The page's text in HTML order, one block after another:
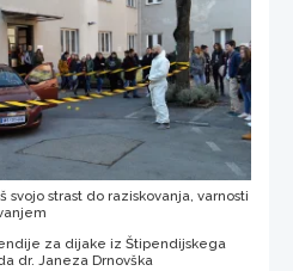
svojo strast do raziskovanja, varnosti
za dijake iz Štipendijskega
dr. Janeza Drnovška